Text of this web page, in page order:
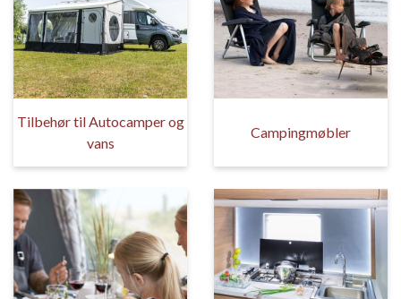
Tilbehør til Autocamper og
vans
Campingmøbler